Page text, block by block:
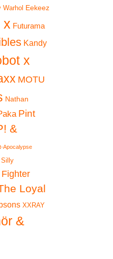
Warhol Eekeez
x Futurama
Kandy
x
MOTU
Nathan
Pint
&
Apocalypse
Silly
Loyal
XXRAY
&